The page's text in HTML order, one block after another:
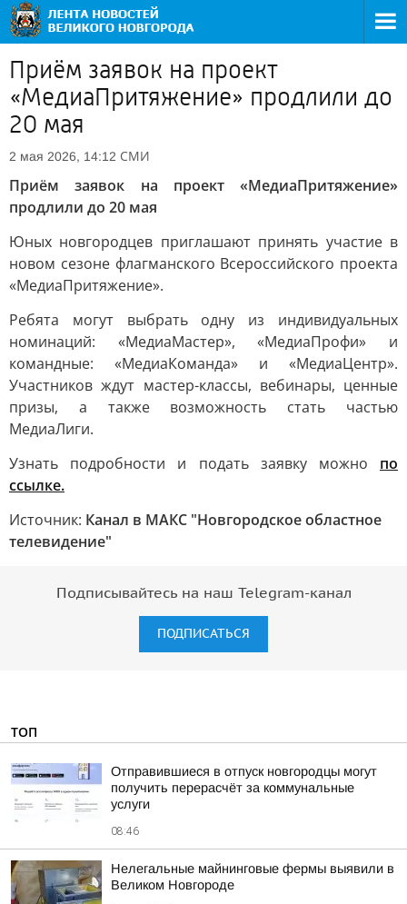
Приём заявок на проект
«МедиаПритяжение» продлили до
20 мая
2 мая 2026, 14:12 СМИ
Приём заявок на проект «МедиаПритяжение»
продлили до 20 мая
Юных новгородцев приглашают принять участие в
новом сезоне флагманского Всероссийского проекта
«МедиаПритяжение».
Ребята могут выбрать одну из индивидуальных
номинаций: «МедиаМастер», «МедиаПрофи» и
командные: «МедиаКоманда» и «МедиаЦентр».
Участников ждут мастер-классы, вебинары, ценные
призы, а также возможность стать частью
МедиаЛиги.
Узнать подробности и подать заявку можно по
ссылке.
Источник: Канал в МАКС "Новгородское областное
телевидение"
Подписывайтесь на наш Telegram-канал
ПОДПИСАТЬСЯ
ТОП
Отправившиеся в отпуск новгородцы могут
получить перерасчёт за коммунальные
услуги
08:46
Нелегальные майнинговые фермы выявили в
Великом Новгороде